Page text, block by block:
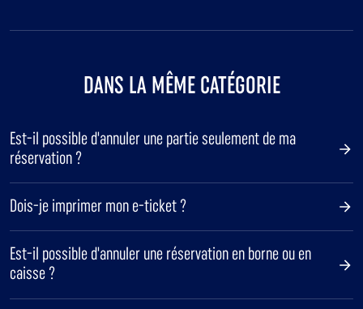
DANS LA MÊME CATÉGORIE
Est-il possible d'annuler une partie seulement de ma
réservation ?
Dois-je imprimer mon e-ticket ?
Est-il possible d'annuler une réservation en borne ou en
caisse ?